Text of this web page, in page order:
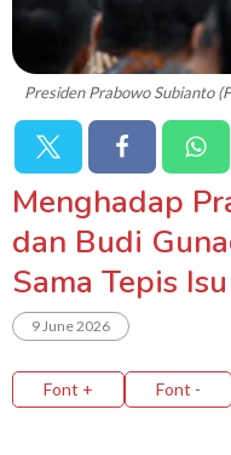
Presiden Prabowo Subianto
Menghadap
dan Budi
Sama Tepis
9 June 2026
Font + Font -